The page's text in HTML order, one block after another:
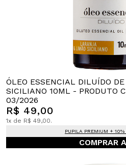
ÓLEO ESSENCIAL DILUÍDO
SICILIANO 10ML - PRODUTO
03/2026
R$ 49,00
1x de R$ 49,00.
PUPILA PREMIUM +
COMPRAR